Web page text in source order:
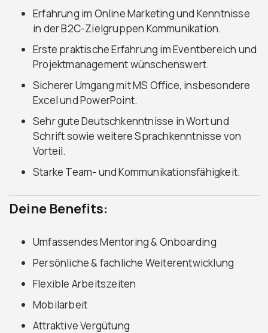
Erfahrung im Online Marketing und Kenntnisse
in der B2C-Zielgruppen Kommunikation.
Erste praktische Erfahrung im Eventbereich und
Projektmanagement wünschenswert.
Sicherer Umgang mit MS Office, insbesondere
Excel und PowerPoint.
Sehr gute Deutschkenntnisse in Wort und
Schrift sowie weitere Sprachkenntnisse von
Vorteil.
Starke Team- und Kommunikationsfähigkeit.
Deine Benefits:
Umfassendes Mentoring & Onboarding
Persönliche & fachliche Weiterentwicklung
Flexible Arbeitszeiten
Mobilarbeit
Attraktive Vergütung